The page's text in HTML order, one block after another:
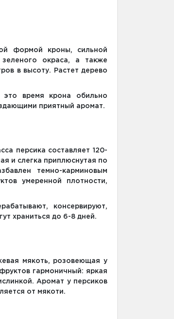
формой кроны, сильной
зеленого окраса, а также
в высоту. Растет дерево
время крона обильно
приятный аромат.
персика составляет 120-
и слегка приплюснутая по
темно-карминовым
умеренной плотности,
консервируют,
храниться до 6-8 дней.
мякоть, розовеющая у
гармоничный: яркая
Аромат у персиков
от мякоти.